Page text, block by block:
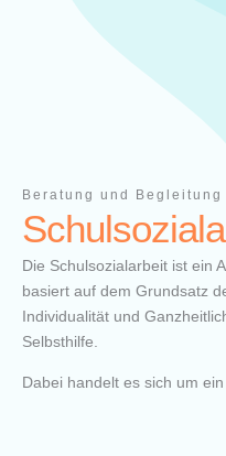
Beratung und Begleitung
Die Schulsozialarbeit ist ein
basiert auf dem Grundsatz
Individualität und
Selbsthilfe.
Dabei handelt es sich um